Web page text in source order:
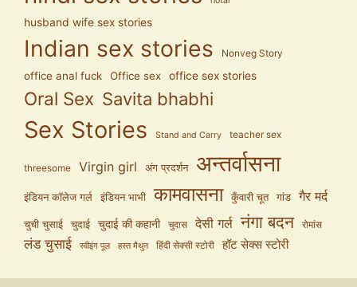
husband wife sex stories
Indian sex stories Nonveg Story
office anal fuck Office sex office sex stories
Oral Sex Savita bhabhi
Sex Stories Stand and Carry teacher sex
threesome Virgin girl अंग प्रदर्शन अन्तर्वासना
इंडियन कॉलेज गर्ल इंडियन भाभी कामवासना कुँवारी चूत गांड गैर मर्द
चुची चुसाई चुदाई चुदाई की कहानी चुदास देसी गर्ल नंगा बदन रोमांस
लंड चुसाई स्वीइंग पूल हस्त मैथुन हिंदी सेक्सी स्टोरी हॉट सेक्स स्टोरी